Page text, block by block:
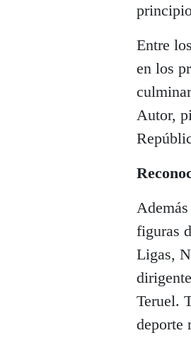
Entre
en los
Autor,
figuras
Ligas,
Teruel.
deporte